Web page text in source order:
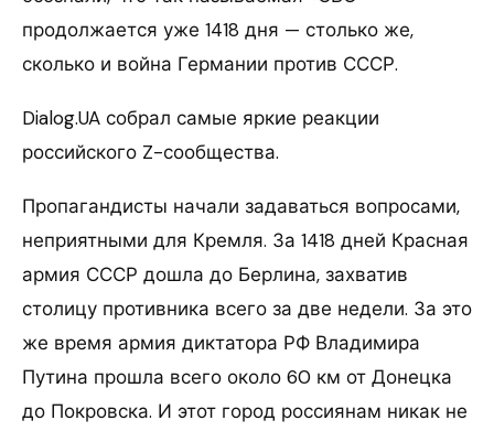
продолжается уже 1418 дня — столько же,
сколько и война Германии против СССР.
Dialog.UA собрал самые яркие реакции
российского Z-сообщества.
Пропагандисты начали задаваться вопросами,
неприятными для Кремля. За 1418 дней Красная
армия СССР дошла до Берлина, захватив
столицу противника всего за две недели. За это
же время армия диктатора РФ Владимира
Путина прошла всего около 60 км от Донецка
до Покровска. И этот город россиянам никак не